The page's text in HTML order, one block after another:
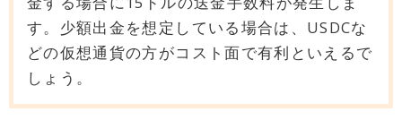
す。少額出金を想定している場合は、USDCな
どの仮想通貨の方がコスト面で有利といえるで
しょう。